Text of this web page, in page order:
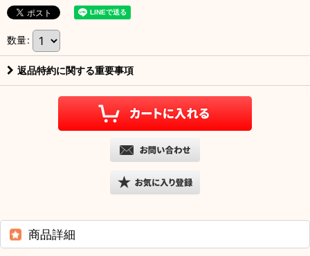
数量:
返品特約に関する重要事項
商品詳細